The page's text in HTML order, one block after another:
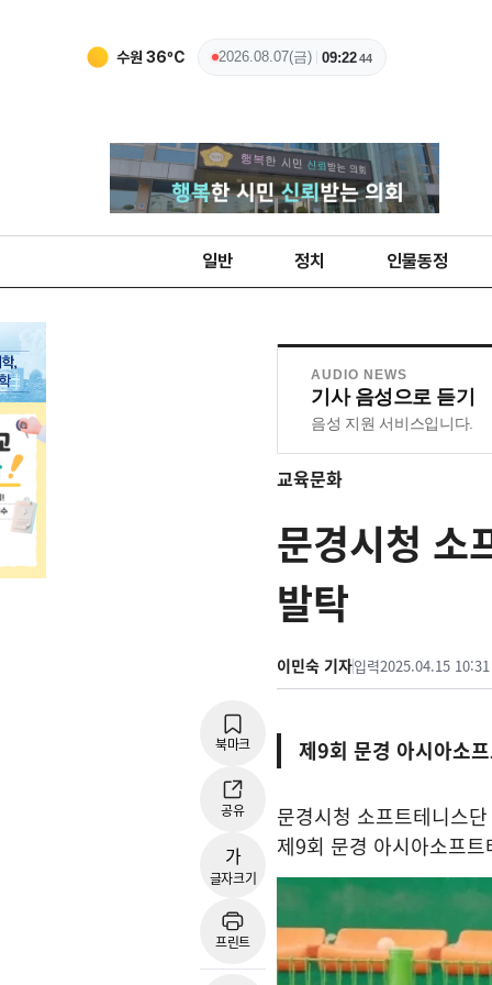
수원 36ºC 2026.08.07(금) 09:2244
일반 정치 인물동정
AUDIO NEWS
기사 음성으로 듣기
음성 지원 서비스입니다.
교육문화
문경시청 소
발탁
이민숙 기자입력2025.04.15 10:31
북마크
공유
가
글자크기
프린트
제9회 문경 아시아소
문경시청 소프트테니스
제9회 문경 아시아소프